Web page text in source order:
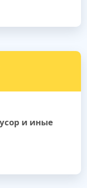
и иные